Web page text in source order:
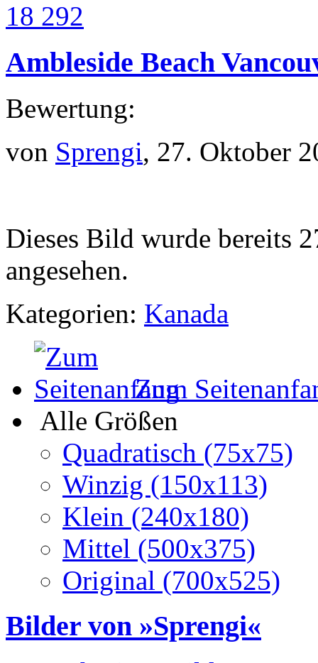
18 292
Ambleside Beach
Bewertung:
von Sprengi, 27. Oktober
Dieses Bild wurde bereits
angesehen.
Kategorien: Kanada
Zum
Alle Größen
Quadratisch (75x75)
Winzig (150x113)
Klein (240x180)
Mittel (500x375)
Original (700x525)
Bilder von »Sprengi«